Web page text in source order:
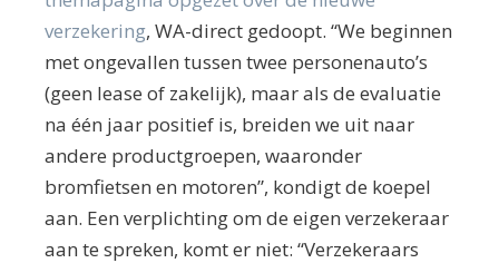
verzekering, WA-direct gedoopt. “We beginnen
met ongevallen tussen twee personenauto’s
(geen lease of zakelijk), maar als de evaluatie
na één jaar positief is, breiden we uit naar
andere productgroepen, waaronder
bromfietsen en motoren”, kondigt de koepel
aan. Een verplichting om de eigen verzekeraar
aan te spreken, komt er niet: “Verzekeraars